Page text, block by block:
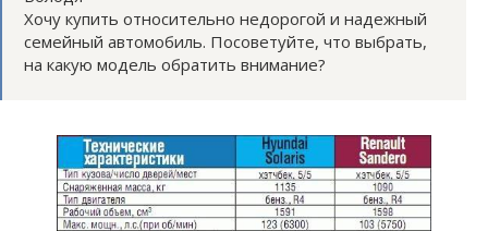
Хочу купить относительно недорогой и надежный
семейный автомобиль. Посоветуйте, что выбрать,
на какую модель обратить внимание?